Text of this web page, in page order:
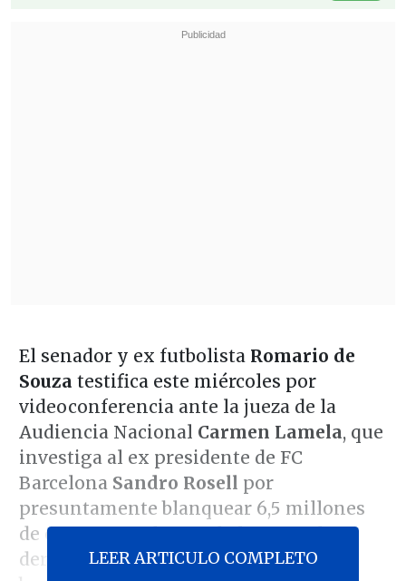
El senador y ex futbolista Romario de
Souza testifica este miércoles por
videoconferencia ante la jueza de la
Audiencia Nacional Carmen Lamela, que
investiga al ex presidente de FC
Barcelona Sandro Rosell por
presuntamente blanquear 6,5 millones
de euros procedentes de la venta de
derechos de partidos de la selección
LEER ARTICULO COMPLETO